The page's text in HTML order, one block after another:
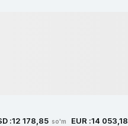
:12 178,85 so'm EUR :14 053,18